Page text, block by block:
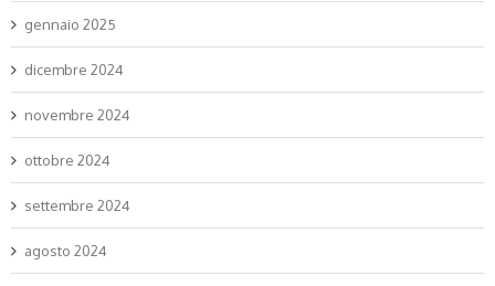
gennaio 2025
dicembre 2024
novembre 2024
ottobre 2024
settembre 2024
agosto 2024